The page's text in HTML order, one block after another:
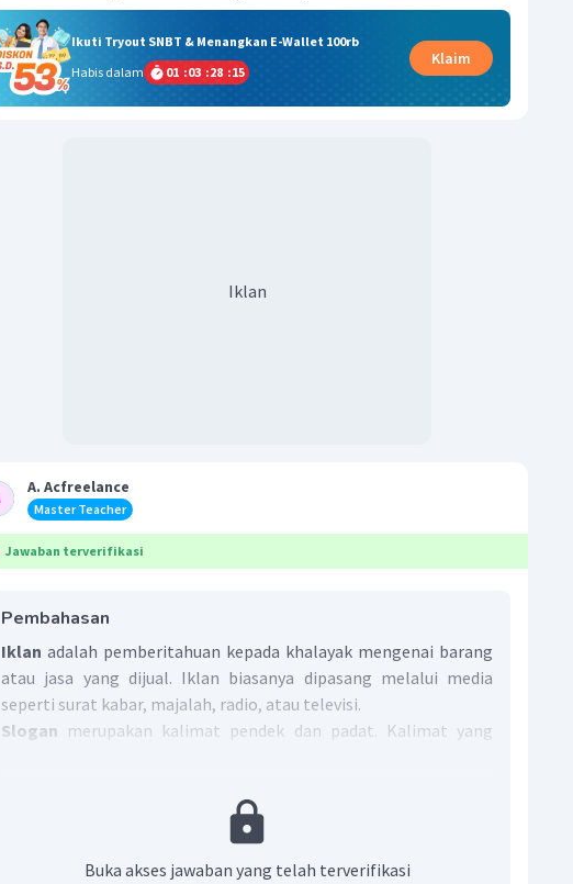
Ikuti Tryout SNBT & Menangkan E-Wallet 100rb
Habis dalam
01 :03 :28 :15
Klaim
Iklan
A. Acfreelance
Master Teacher
Jawaban terverifikasi
Pembahasan
Iklan adalah pemberitahuan kepada khalayak mengenai barang
atau jasa yang dijual. Iklan biasanya dipasang melalui media
seperti surat kabar, majalah, radio, atau televisi.
Slogan merupakan kalimat pendek dan padat. Kalimat yang
ditulis dalam iklan. Slogan ditulis untuk memengaruhi atau
memotivasi masyarakat agar melakukan hal yang
diinformasikan.Buka akses jawaban yang telah terverifikasi